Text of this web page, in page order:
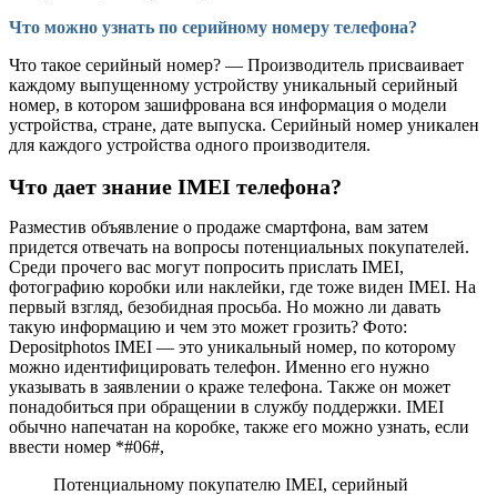
Что можно узнать по серийному номеру телефона?
Что такое серийный номер? — Производитель присваивает
каждому выпущенному устройству уникальный серийный
номер, в котором зашифрована вся информация о модели
устройства, стране, дате выпуска. Серийный номер уникален
для каждого устройства одного производителя.
Что дает знание IMEI телефона?
Разместив объявление о продаже смартфона, вам затем
придется отвечать на вопросы потенциальных покупателей.
Среди прочего вас могут попросить прислать IMEI,
фотографию коробки или наклейки, где тоже виден IMEI. На
первый взгляд, безобидная просьба. Но можно ли давать
такую информацию и чем это может грозить? Фото:
Depositphotos IMEI — это уникальный номер, по которому
можно идентифицировать телефон. Именно его нужно
указывать в заявлении о краже телефона. Также он может
понадобиться при обращении в службу поддержки. IMEI
обычно напечатан на коробке, также его можно узнать, если
ввести номер *#06#,
Потенциальному покупателю IMEI, серийный